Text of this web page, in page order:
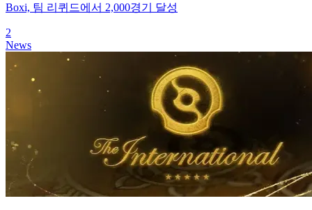
Boxi, 팀 리퀴드에서 2,000경기 달성
2
News